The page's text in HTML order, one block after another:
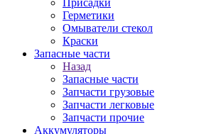
Герметики
Омыватели стекол
Краски
Запасные части
Назад
Запасные части
Запчасти грузовые
Запчасти легковые
Запчасти прочие
Аккумуляторы